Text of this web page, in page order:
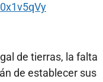
de tierras, la falta
de establecer sus